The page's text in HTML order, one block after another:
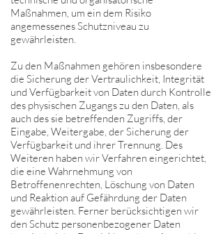
Maßnahmen, um ein dem Risiko
angemessenes Schutzniveau zu
gewährleisten.
Zu den Maßnahmen gehören insbesondere
die Sicherung der Vertraulichkeit, Integrität
und Verfügbarkeit von Daten durch Kontrolle
des physischen Zugangs zu den Daten, als
auch des sie betreffenden Zugriffs, der
Eingabe, Weitergabe, der Sicherung der
Verfügbarkeit und ihrer Trennung. Des
Weiteren haben wir Verfahren eingerichtet,
die eine Wahrnehmung von
Betroffenenrechten, Löschung von Daten
und Reaktion auf Gefährdung der Daten
gewährleisten. Ferner berücksichtigen wir
den Schutz personenbezogener Daten